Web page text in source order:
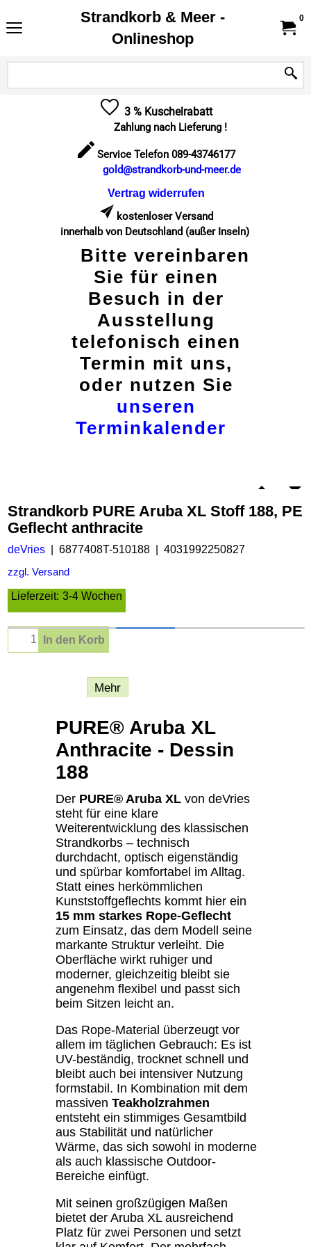
Strandkorb & Meer -
Onlineshop
0
3 % Kuschelrabatt
Zahlung nach Lieferung !
Service Telefon 089-43746177
gold@strandkorb-und-meer.de
Vertrag widerrufen
kostenloser Versand
innerhalb von Deutschland (außer Inseln)
Bitte vereinbaren
Sie für einen
Besuch in der
Ausstellung
telefonisch einen
Termin mit uns,
oder nutzen Sie
unseren
Terminkalender
Strandkorb PURE Aruba XL Stoff 188, PE
Geflecht anthracite
deVries 6877408T-510188 4031992250827
zzgl. Versand
Lieferzeit: 3-4 Wochen
In den Korb
Mehr
PURE® Aruba XL
Anthracite - Dessin
188
Der PURE® Aruba XL von deVries
steht für eine klare
Weiterentwicklung des klassischen
Strandkorbs – technisch
durchdacht, optisch eigenständig
und spürbar komfortabel im Alltag.
Statt eines herkömmlichen
Kunststoffgeflechts kommt hier ein
15 mm starkes Rope-Geflecht
zum Einsatz, das dem Modell seine
markante Struktur verleiht. Die
Oberfläche wirkt ruhiger und
moderner, gleichzeitig bleibt sie
angenehm flexibel und passt sich
beim Sitzen leicht an.
Das Rope-Material überzeugt vor
allem im täglichen Gebrauch: Es ist
UV-beständig, trocknet schnell und
bleibt auch bei intensiver Nutzung
formstabil. In Kombination mit dem
massiven Teakholzrahmen
entsteht ein stimmiges Gesamtbild
aus Stabilität und natürlicher
Wärme, das sich sowohl in moderne
als auch klassische Outdoor-
Bereiche einfügt.
Mit seinen großzügigen Maßen
bietet der Aruba XL ausreichend
Platz für zwei Personen und setzt